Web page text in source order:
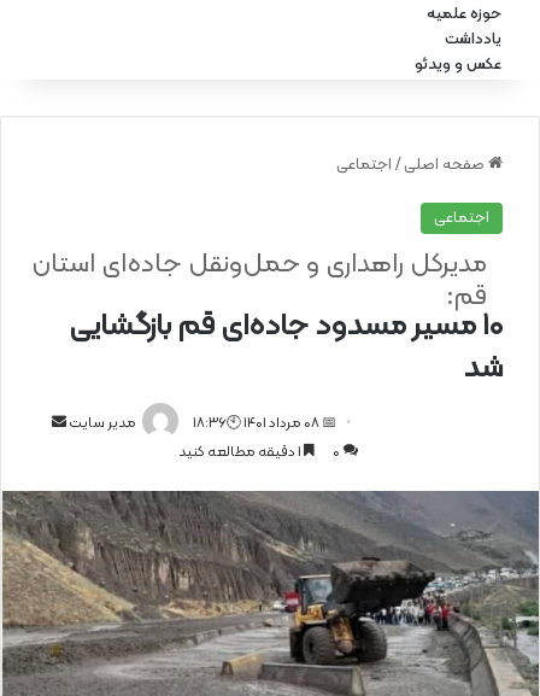
حوزه علمیه
یادداشت
عکس و ویدئو
صفحه اصلی / اجتماعی
اجتماعی
۱۰ مسیر مسدود جاده‌ای قم بازگشایی
شد
مدیرکل راهداری و حمل‌ونقل جاده‌ای استان
قم:
مدیر سایت
ا
ل
ا
ی
م
ی
ل
📅 08 مرداد 1401 🕙18:36
0